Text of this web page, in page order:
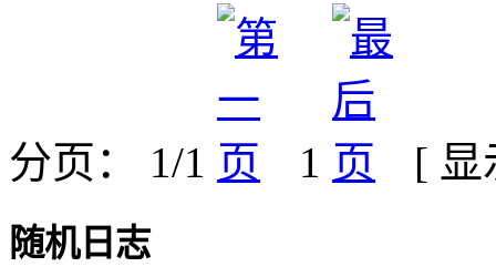
分页： 1/1 1 [
随机日志